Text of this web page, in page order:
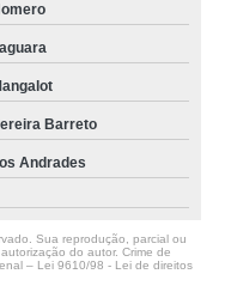
Barreto
Andrades
Sua reprodução, parcial ou
do autor. Crime de
– Lei 9610/98 - Lei de direitos